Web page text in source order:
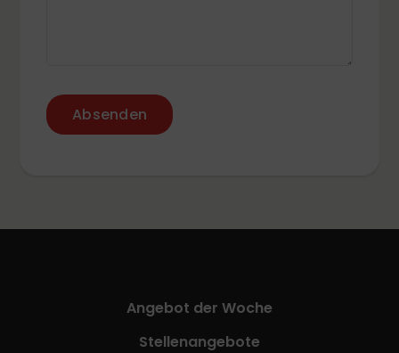
Absenden
Angebot der Woche
Stellenangebote